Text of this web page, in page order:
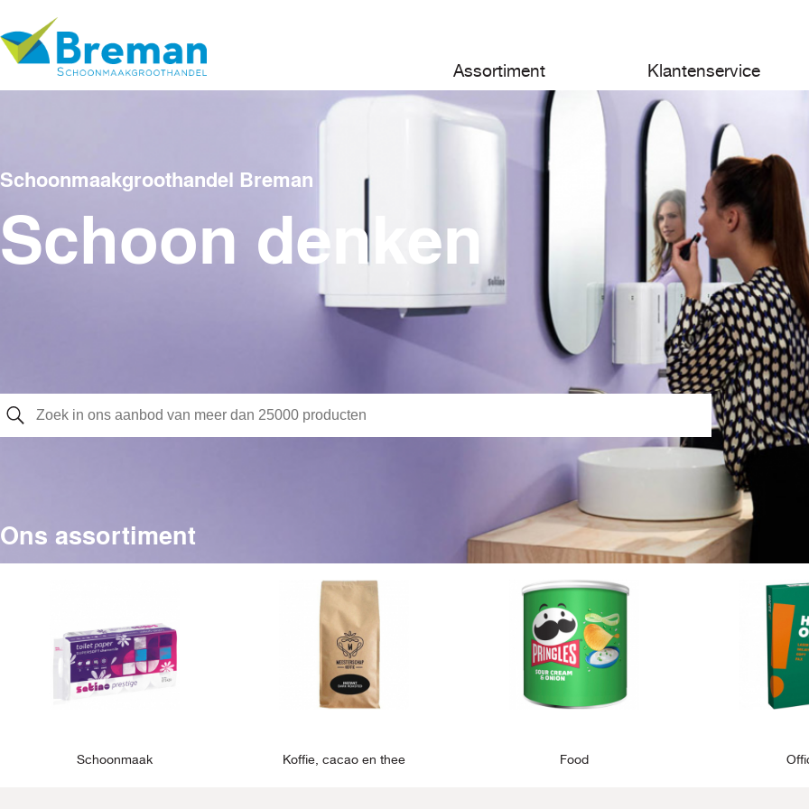
Assortiment Klantenservice
Schoonmaakgroothandel Breman
Schoon denken
Ons assortiment
Schoonmaak Koffie, cacao en thee Food